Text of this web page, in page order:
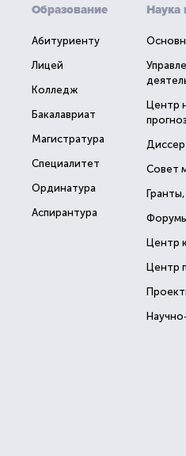
Образование
Абитуриенту
Лицей
Колледж
Бакалавриат
Магистратура
Специалитет
Ординатура
Аспирантура
Наука
Центр
Совет
Центр
Центр